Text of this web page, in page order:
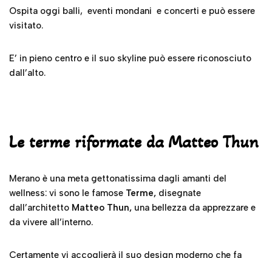
Ospita oggi balli, eventi mondani e concerti e può essere
visitato.
E’ in pieno centro e il suo skyline può essere riconosciuto
dall’alto.
Le terme riformate da Matteo Thun
Merano è una meta gettonatissima dagli amanti del
wellness: vi sono le famose Terme, disegnate
dall’architetto Matteo Thun, una bellezza da apprezzare e
da vivere all’interno.
Certamente vi accoglierà il suo design moderno che fa